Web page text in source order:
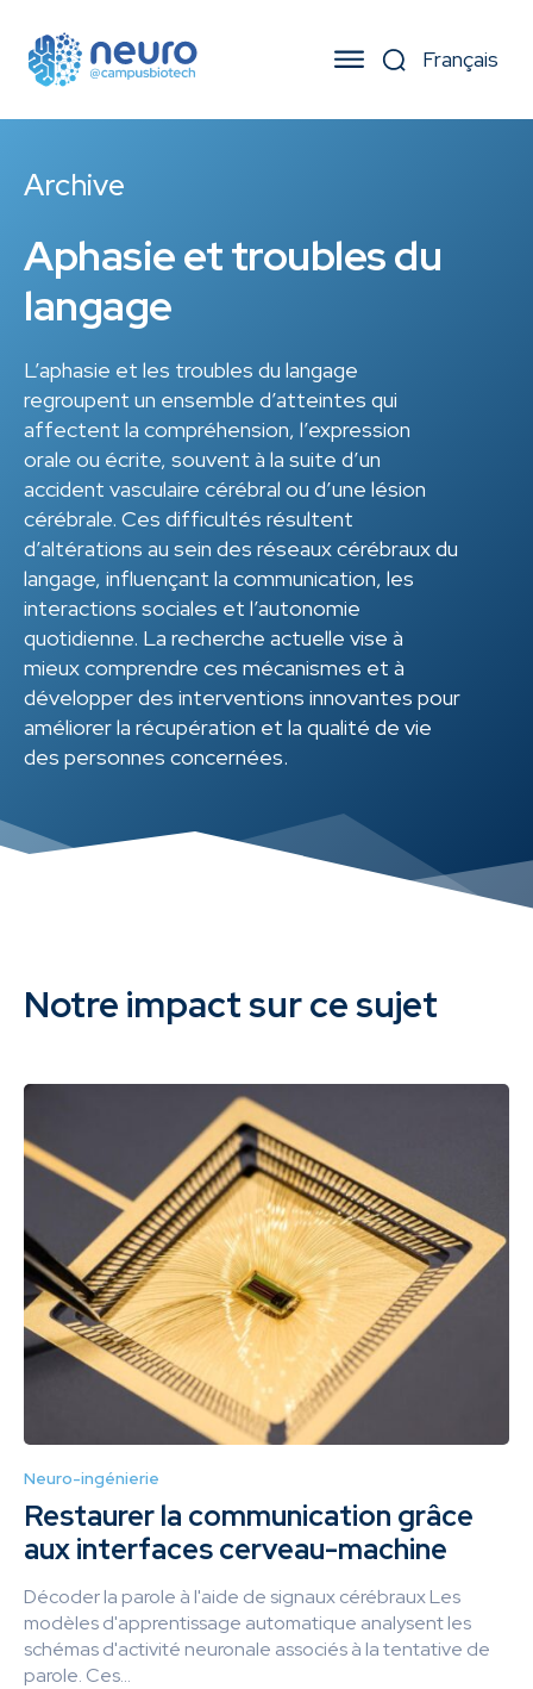
Archive
Aphasie et troubles du
langage
L’aphasie et les troubles du langage
regroupent un ensemble d’atteintes qui
affectent la compréhension, l’expression
orale ou écrite, souvent à la suite d’un
accident vasculaire cérébral ou d’une lésion
cérébrale. Ces difficultés résultent
d’altérations au sein des réseaux cérébraux du
langage, influençant la communication, les
interactions sociales et l’autonomie
quotidienne. La recherche actuelle vise à
mieux comprendre ces mécanismes et à
développer des interventions innovantes pour
améliorer la récupération et la qualité de vie
des personnes concernées.
Notre impact sur ce sujet
Neuro-ingénierie
Restaurer la communication grâce
aux interfaces cerveau-machine
Décoder la parole à l'aide de signaux cérébraux Les
modèles d'apprentissage automatique analysent les
schémas d'activité neuronale associés à la tentative de
parole. Ces...